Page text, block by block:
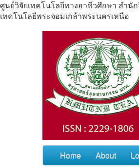
ศูนย์วิจัยเทคโนโลยีทางอาชีวศึกษา สำนั
เทคโนโลยีพระจอมเกล้าพระนครเหนือ
Home About